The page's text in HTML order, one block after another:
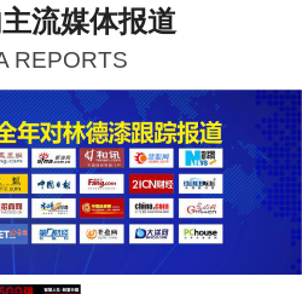
流媒体报道
REPORTS